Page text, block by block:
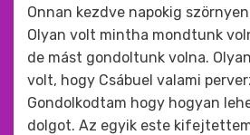
Onnan kezdve napokig
Olyan volt mintha mondtunk
de mást gondoltunk volna.
volt, hogy Csábuel valami
Gondolkodtam hogy hogyan
dolgot. Az egyik este